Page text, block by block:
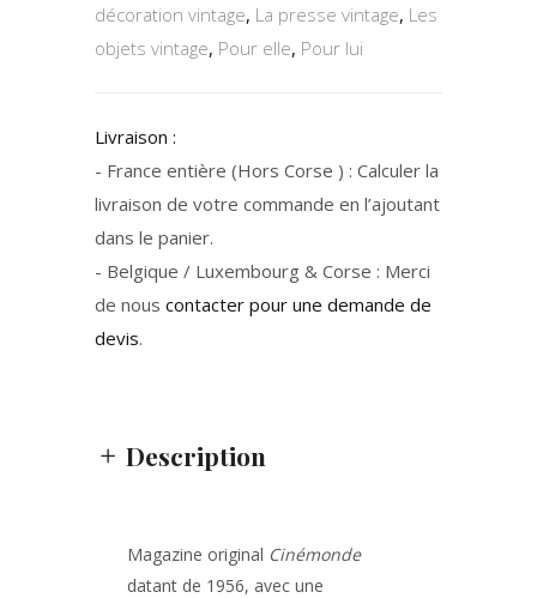
décoration vintage, La presse vintage, Les
objets vintage, Pour elle, Pour lui
Livraison :
- France entière (Hors Corse ) : Calculer la
livraison de votre commande en l’ajoutant
dans le panier.
- Belgique / Luxembourg & Corse : Merci
de nous contacter pour une demande de
devis.
Description
Magazine original Cinémonde
datant de 1956, avec une